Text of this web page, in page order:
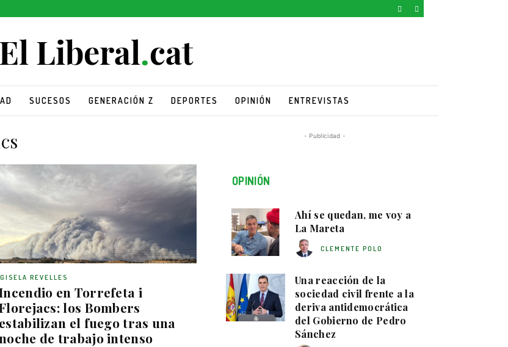
SUCESOS GENERACIÓN Z DEPORTES OPINIÓN ENTREVISTAS
en Torrefeta i
los Bombers
estabilizan el fuego tras una
de trabajo intenso
GISELA REVELLES
- Publicidad -
OPINIÓN
Ahí se quedan, me voy a
La Mareta
CLEMENTE POLO
Una reacción de la
sociedad civil frente a la
deriva antidemocrática
del Gobierno de Pedro
Sánchez